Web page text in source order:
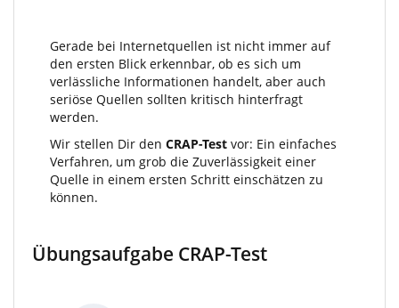
Gerade bei Internetquellen ist nicht immer auf
den ersten Blick erkennbar, ob es sich um
verlässliche Informationen handelt, aber auch
seriöse Quellen sollten kritisch hinterfragt
werden.
Wir stellen Dir den CRAP-Test vor: Ein einfaches
Verfahren, um grob die Zuverlässigkeit einer
Quelle in einem ersten Schritt einschätzen zu
können.
Übungsaufgabe CRAP-Test